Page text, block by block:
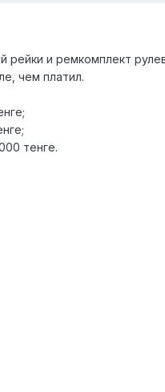
и ремкомплект
чем платил.
тенге.